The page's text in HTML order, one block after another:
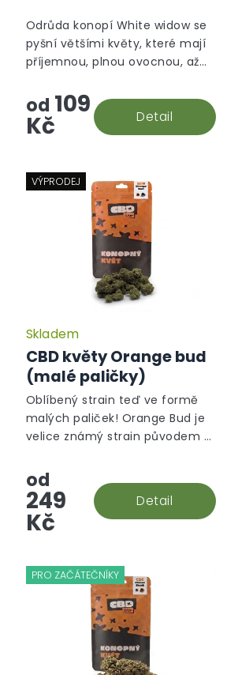
hvězdiček.
od 109
Kč Detail
Odrůda konopí White widow se
pyšní většími květy, které mají
příjemnou, plnou ovocnou, až
VÝPRODEJ
CBD květy Orange bud
(malé paličky)
Skladem
od
249
Kč
Detail
Oblíbený strain teď ve formě
malých paliček! Orange Bud je
velice známý strain původem z
převládá sativní gen a ten je na
první pohled ihned vidět.
PRO ZAČÁTEČNÍKY